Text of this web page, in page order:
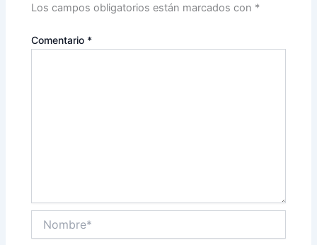
Los campos obligatorios están marcados con *
Comentario *